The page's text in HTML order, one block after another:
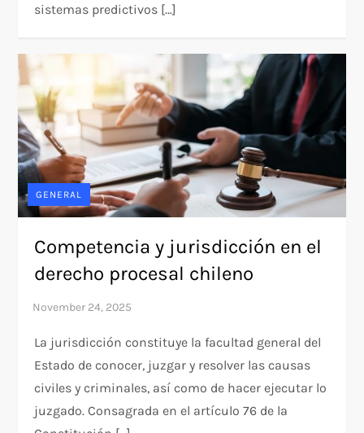
sistemas predictivos […]
GENERAL
Competencia y jurisdicción en el
derecho procesal chileno
La jurisdicción constituye la facultad general del
Estado de conocer, juzgar y resolver las causas
civiles y criminales, así como de hacer ejecutar lo
juzgado. Consagrada en el artículo 76 de la